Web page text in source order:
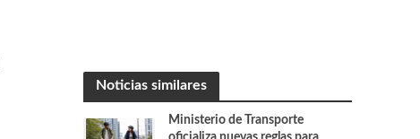
Noticias similares
Ministerio de Transporte